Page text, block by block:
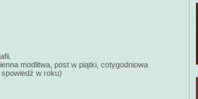
modlitwa, post w piątki, cotygodniowa
w roku)